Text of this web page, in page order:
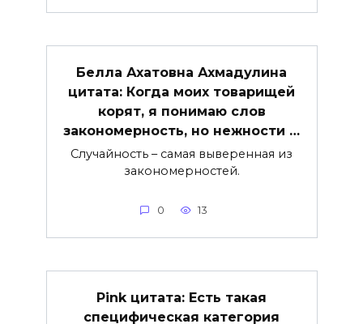
Белла Ахатовна Ахмадулина
цитата: Когда моих товарищей
корят, я понимаю слов
закономерность, но нежности …
Случайность – самая выверенная из
закономерностей.
0 13
Pink цитата: Есть такая
специфическая категория